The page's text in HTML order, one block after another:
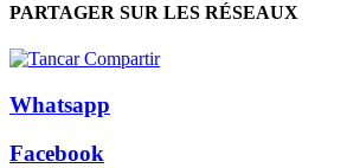
PARTAGER SUR LES RÉSEAUX
Whatsapp
Facebook